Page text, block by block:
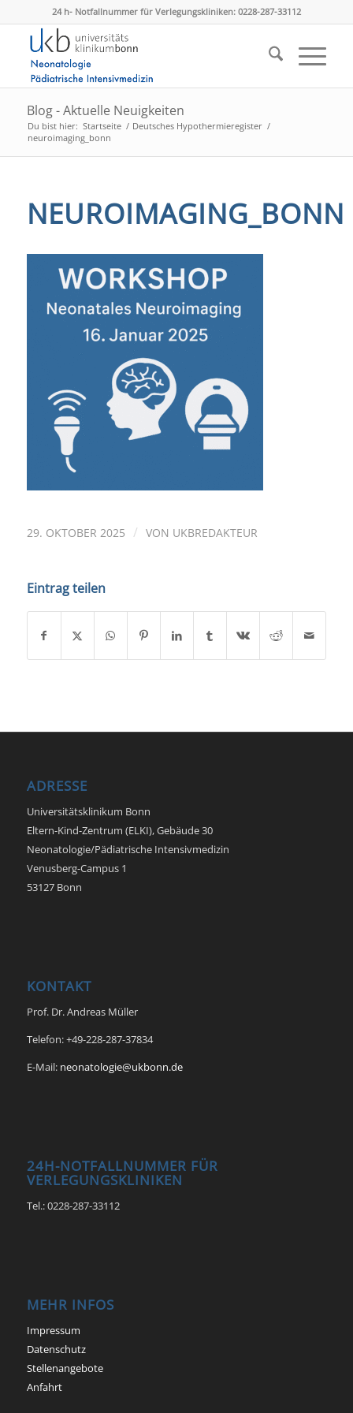
24 h- Notfallnummer für Verlegungskliniken: 0228-287-33112
Blog - Aktuelle Neuigkeiten
Du bist hier: Startseite / Deutsches Hypothermieregister /
neuroimaging_bonn
NEUROIMAGING_BONN
29. OKTOBER 2025 / VON UKBREDAKTEUR
Eintrag teilen
ADRESSE
Universitätsklinikum Bonn
Eltern-Kind-Zentrum (ELKI), Gebäude 30
Neonatologie/Pädiatrische Intensivmedizin
Venusberg-Campus 1
53127 Bonn
KONTAKT
Prof. Dr. Andreas Müller
Telefon: +49-228-287-37834
E-Mail: neonatologie@ukbonn.de
24H-NOTFALLNUMMER FÜR
VERLEGUNGSKLINIKEN
Tel.: 0228-287-33112
MEHR INFOS
Impressum
Datenschutz
Stellenangebote
Anfahrt